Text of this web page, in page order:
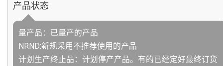
产品状态
量产品：已量产的产品
NRND:新规采用不推荐使用的产品
计划生产终止品：计划停产产品。有的已经定好最终订货